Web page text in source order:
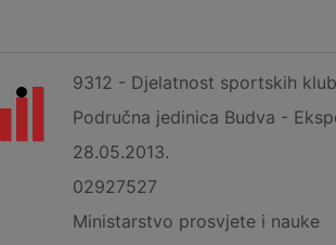
9312 - Djelatnost sportskih
Područna jedinica Budva -
28.05.2013.
02927527
Ministarstvo prosvjete i nauke